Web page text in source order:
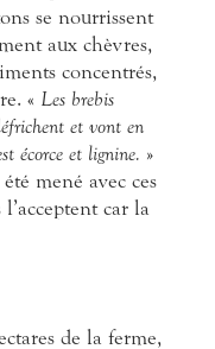
se nourrissent
aux chèvres,
concentrés,
« Les brebis
et vont en
écorce et lignine. »
mené avec ces
car la
de la ferme,